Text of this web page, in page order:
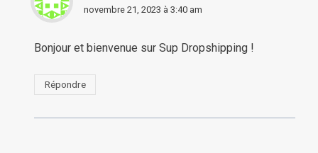
novembre 21, 2023 à 3:40 am
Bonjour et bienvenue sur Sup Dropshipping !
Répondre